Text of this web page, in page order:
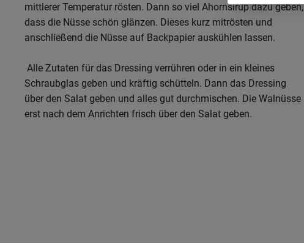
mittlerer Temperatur rösten. Dann so viel Ahornsirup dazu geben,
dass die Nüsse schön glänzen. Dieses kurz mitrösten und
anschließend die Nüsse auf Backpapier auskühlen lassen.
Alle Zutaten für das Dressing verrühren oder in ein kleines
Schraubglas geben und kräftig schütteln. Dann das Dressing
über den Salat geben und alles gut durchmischen. Die Walnüsse
erst nach dem Anrichten frisch über den Salat geben.